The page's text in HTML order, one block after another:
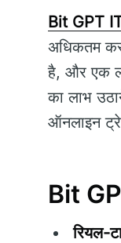
Bit GPT
अधिकतम
है, और एक
का लाभ
ऑनलाइन
Bit
रियल-